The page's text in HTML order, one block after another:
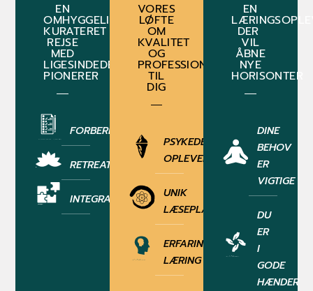
EN
OMHYGGELIGT
KURATERET
REJSE
MED
LIGESINDEDE
PIONERER
FORBEREDELSE
RETREAT
INTEGRATION
VORES
LØFTE
OM
KVALITET
OG
PROFESSIONALISME
TIL
DIG
PSYKEDELISK
OPLEVELSE
UNIK
LÆSEPLAN
ERFARINGSBASERET
LÆRING
DINE
BEHOV
ER
VIGTIGE
DU
ER
I
GODE
HÆNDER
EN
DER
VIL
ÅBNE
NYE
HORISONTER